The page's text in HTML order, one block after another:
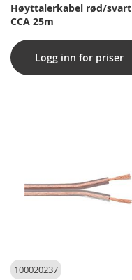
Høyttalerkabel rød/svart
CCA 25m
Logg inn for priser
100020237